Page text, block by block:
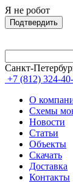
Я не робот
Подтвердить
Санкт-
+7 (812) 324-
О
Схемы
Новости
Статьи
Объекты
Скачать
Доставка
Контакты